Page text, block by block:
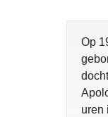
Op
uren